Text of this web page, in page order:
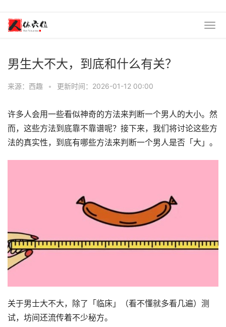
男生大不大，到底和什么有关？
来源：西趣 • 更新时间：2026-01-12 00:00
许多人会用一些看似神奇的方法来判断一个男人的大小。然
而，这些方法到底靠不靠谱呢？接下来，我们将讨论这些方
法的真实性，到底有哪些方法来判断一个男人是否「大」。
关于男士大不大，除了「临床」（看不懂就多看几遍）测
试，坊间还流传着不少秘方。